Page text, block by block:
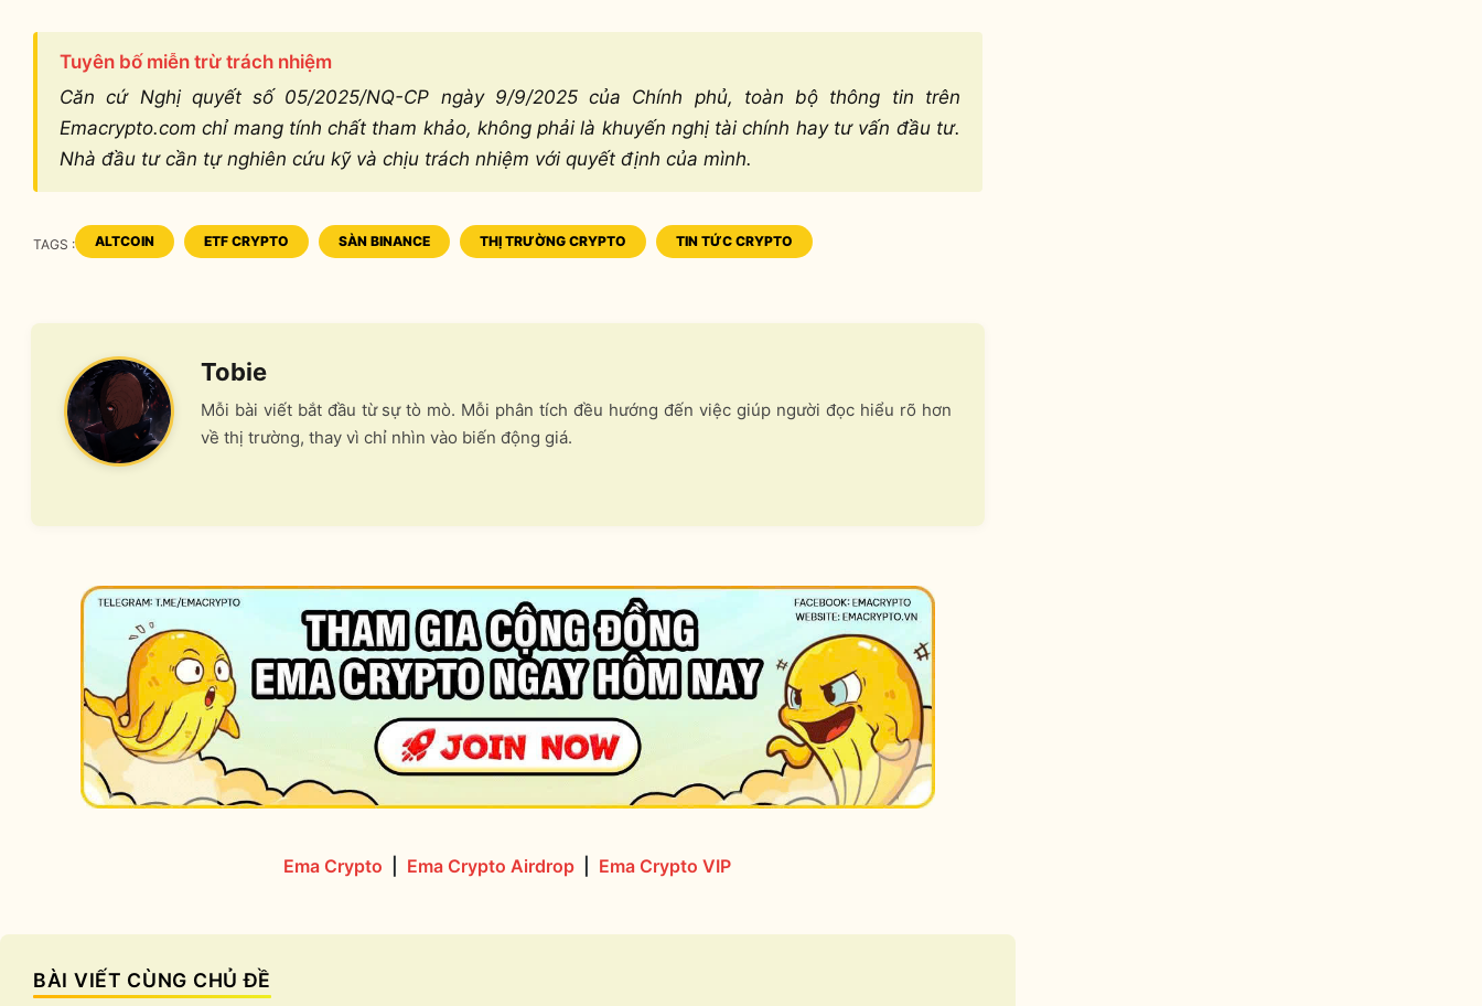
Tuyên bố miễn trừ trách nhiệm
Căn cứ Nghị quyết số 05/2025/NQ-CP ngày 9/9/2025 của Chính phủ, toàn bộ thông tin trên
Emacrypto.com chỉ mang tính chất tham khảo, không phải là khuyến nghị tài chính hay tư vấn đầu tư.
Nhà đầu tư cần tự nghiên cứu kỹ và chịu trách nhiệm với quyết định của mình.
TAGS :
TAGS
ALTCOIN ETF CRYPTO SÀN BINANCE THỊ TRƯỜNG CRYPTO TIN TỨC CRYPTO
Tobie
Mỗi bài viết bắt đầu từ sự tò mò. Mỗi phân tích đều hướng đến việc giúp người đọc hiểu rõ hơn
về thị trường, thay vì chỉ nhìn vào biến động giá.
Ema Crypto Ema Crypto Airdrop Ema Crypto VIP
BÀI VIẾT CÙNG CHỦ ĐỀ